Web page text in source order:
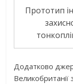
Прототип
Додатково